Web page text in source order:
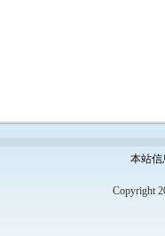
本站信
Copyright